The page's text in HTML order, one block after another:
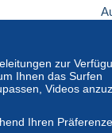
zur
Ihnen das Surfen
Videos
Ihren